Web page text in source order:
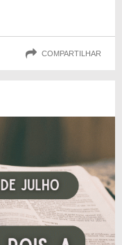
COMPARTILHAR